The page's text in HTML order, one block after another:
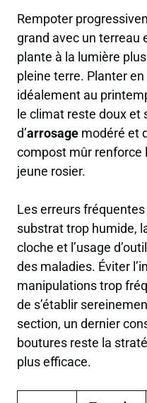
Rempoter
grand avec un terreau
plante à la lumière
pleine terre. Planter
idéalement au
le climat reste doux et
d’arrosage modéré et
compost mûr renforce
jeune rosier.
Les erreurs
substrat trop humide,
cloche et l’usage
des maladies. Éviter
manipulations trop
de s’établir
section, un dernier
boutures reste la
plus efficace.